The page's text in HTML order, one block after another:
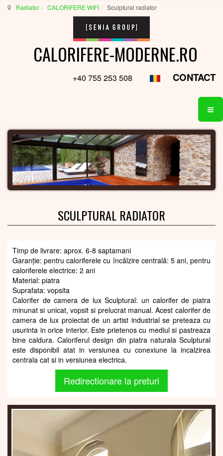
Radiator CALORIFERE WIFI Sculptural radiator
CALORIFERE-MODERNE.RO
+40 755 253 508 CONTACT
SCULPTURAL RADIATOR
Timp de livrare: aprox. 6-8 saptamani
Garanție: pentru caloriferele cu încălzire centrală: 5 ani, pentru
caloriferele electrice: 2 ani
Material: piatra
Suprafata: vopsita
Calorifer de camera de lux Sculptural: un calorifer de piatra
minunat si unicat, vopsit si prelucrat manual. Acest calorifer de
camera de lux proiectat de un artist industrial se preteaza cu
usurinta in orice interior. Este prietenos cu mediul si pastreaza
bine caldura. Caloriferul design din piatra naturala Sculptural
este disponibil atat in versiunea cu conexiune la incalzirea
centrala cat si in versiunea electrica.
Redirectionare la preturi